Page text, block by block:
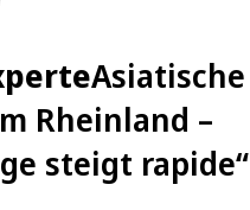
Asiatische
Rheinland –
steigt rapide“